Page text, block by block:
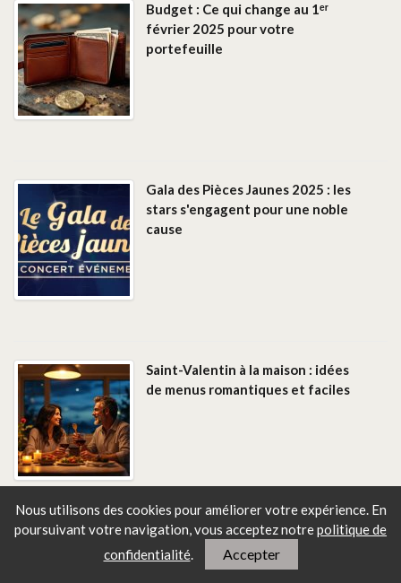
Nous utilisons des cookies pour améliorer votre expérience. En
poursuivant votre navigation, vous acceptez notrepolitique de
confidentialité. Accepter
Budget : Ce qui change au 1ᵉʳ
février 2025 pour votre
portefeuille
Gala des Pièces Jaunes 2025 : les
stars s'engagent pour une noble
cause
Saint-Valentin à la maison : idées
de menus romantiques et faciles
Raya, l'appli de dating ultra VIP :
fantasme ou réalité ?